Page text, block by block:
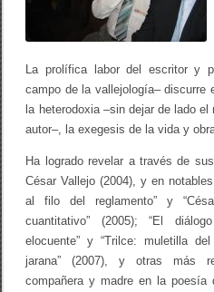
N
R
O
T
E
A
/
M
i
e
La prolífica labor del escritor y
campo de la vallejología– discurre
la heterodoxia –sin dejar de lado
autor–, la exegesis de la vida y
Ha logrado revelar a través de
César Vallejo (2004), y en
al filo del reglamento” y
cuantitativo” (2005); “El
elocuente” y “Trilce: muletilla
jarana” (2007), y otras más
compañera y madre en la poesía